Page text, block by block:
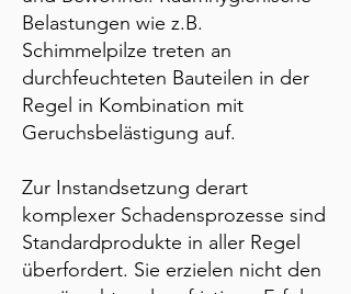
Belastungen wie z.B.
Schimmelpilze treten an
durchfeuchteten Bauteilen in der
Regel in Kombination mit
Geruchsbelästigung auf.
Zur Instandsetzung derart
komplexer Schadensprozesse sind
Standardprodukte in aller Regel
überfordert. Sie erzielen nicht den